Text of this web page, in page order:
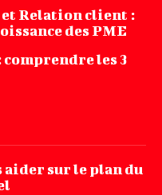
Relation client :
des PME
les 3
aider sur le plan du